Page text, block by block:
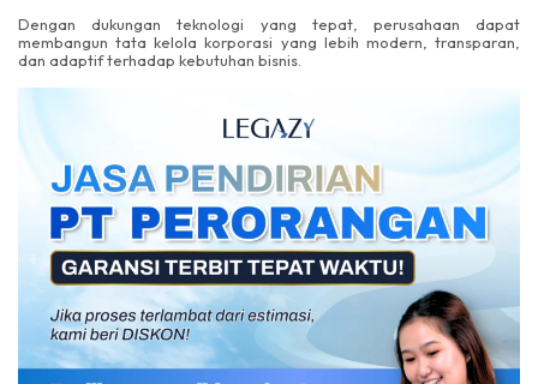
Dengan dukungan teknologi yang tepat, perusahaan dapat
membangun tata kelola korporasi yang lebih modern, transparan,
dan adaptif terhadap kebutuhan bisnis.